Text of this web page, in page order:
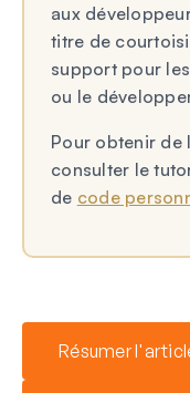
aux
titre de
support pour
ou le
Pour obtenir de
consulter le
de code
Résumer